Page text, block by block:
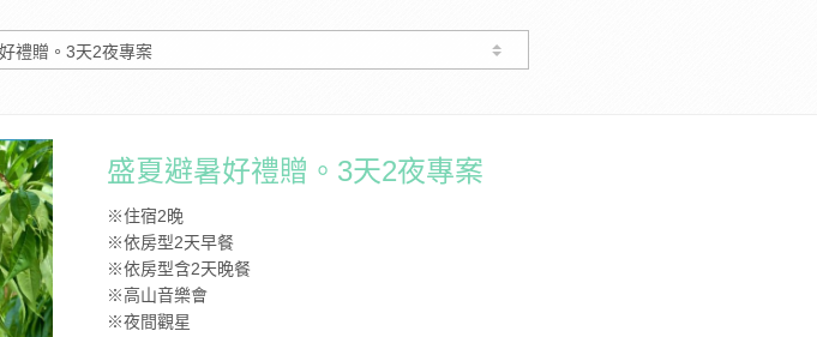
盛夏避暑好禮贈。3天2夜專案
※住宿2晚
※依房型2天早餐
※依房型含2天晚餐
※高山音樂會
※夜間觀星